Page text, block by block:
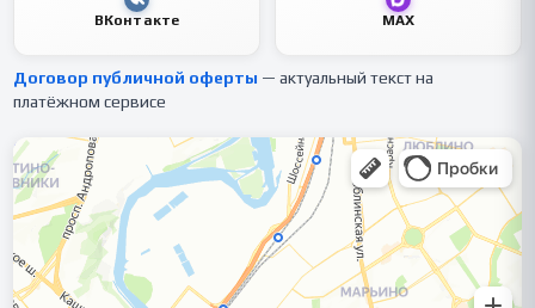
ВКонтакте MAX
Договор публичной оферты — актуальный текст на
платёжном сервисе